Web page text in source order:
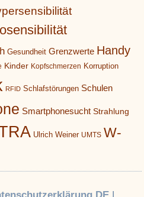
Gesundheit Grenzwerte Handy
Kinder Kopfschmerzen Korruption
RFID Schlafstörungen Schulen
Smartphonesucht Strahlung
Ulrich Weiner UMTS W-